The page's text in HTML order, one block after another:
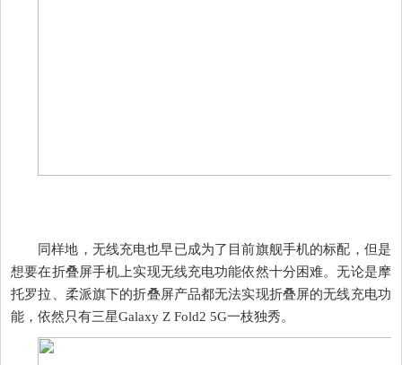
同样地，无线充电也早已成为了目前旗舰手机的标配，但是
想要在折叠屏手机上实现无线充电功能依然十分困难。无论是摩
托罗拉、柔派旗下的折叠屏产品都无法实现折叠屏的无线充电功
能，依然只有三星Galaxy Z Fold2 5G一枝独秀。